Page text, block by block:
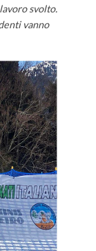
svolto.
vanno